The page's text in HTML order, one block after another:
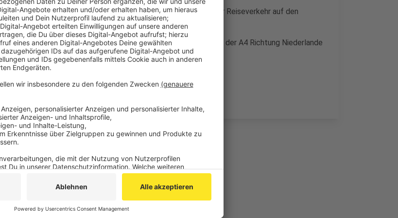
Die Staugefahr sei am Mittwochnachmittag am größten wenn der Reiseverkehr auf den
Feierabendverkehr treffe.
Bei uns in Aachen und der Region könne es demnach vor allem auf der A4 Richtung Niederlande
aber auch auf der A44 an die belgische Küste voll werden.